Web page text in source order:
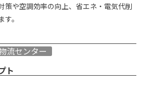
策や空調効率の向上、省エネ・電気代削
。
流センター
ト